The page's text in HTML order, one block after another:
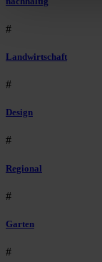
#
Landwirtschaft
#
Design
#
Regional
#
Garten
#